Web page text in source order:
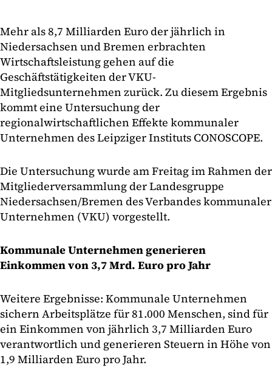
Mehr als 8,7 Milliarden Euro der jährlich in
Niedersachsen und Bremen erbrachten
Wirtschaftsleistung gehen auf die
Geschäftstätigkeiten der VKU-
Mitgliedsunternehmen zurück. Zu diesem Ergebnis
kommt eine Untersuchung der
regionalwirtschaftlichen Effekte kommunaler
Unternehmen des Leipziger Instituts CONOSCOPE.
Die Untersuchung wurde am Freitag im Rahmen der
Mitgliederversammlung der Landesgruppe
Niedersachsen/Bremen des Verbandes kommunaler
Unternehmen (VKU) vorgestellt.
Kommunale Unternehmen generieren
Einkommen von 3,7 Mrd. Euro pro Jahr
Weitere Ergebnisse: Kommunale Unternehmen
sichern Arbeitsplätze für 81.000 Menschen, sind für
ein Einkommen von jährlich 3,7 Milliarden Euro
verantwortlich und generieren Steuern in Höhe von
1,9 Milliarden Euro pro Jahr.